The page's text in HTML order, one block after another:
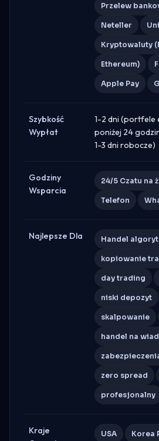
Przelew
Neteller
Kryptowaluty
Ethereum)
Apple Pay
Szybkość
Wypłat
1-2 dni (portfele
poniżej 24
1-3 dni robocze)
Godziny
Wsparcia
24/5 Czatu na
Telefon
Najlepsze Dla Handel
kopiowanie
day trading
niski depozyt
skalpowanie
handel na
zero spread
profesjonalny
Kraje
USA Korea